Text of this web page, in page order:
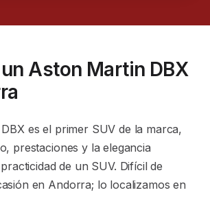
Aston Martin DBX
es el primer SUV de la marca,
prestaciones y la elegancia
de un SUV. Difícil de
en Andorra; lo localizamos en